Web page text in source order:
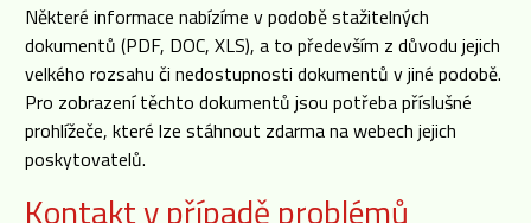
Některé informace nabízíme v podobě stažitelných
dokumentů (PDF, DOC, XLS), a to především z důvodu jejich
velkého rozsahu či nedostupnosti dokumentů v jiné podobě.
Pro zobrazení těchto dokumentů jsou potřeba příslušné
prohlížeče, které lze stáhnout zdarma na webech jejich
poskytovatelů.
Kontakt v případě problémů